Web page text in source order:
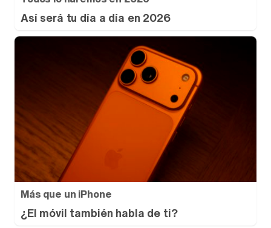
Así será tu día a día en 2026
Más que un iPhone
¿El móvil también habla de ti?